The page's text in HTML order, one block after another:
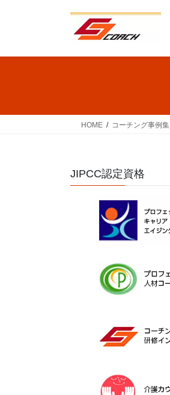
HOME コーチング事例集
JIPCC認定資格